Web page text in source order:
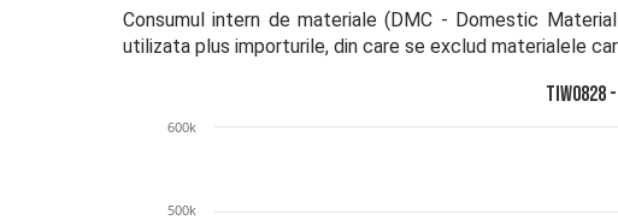
Consumul intern de materiale (DMC - Domestic
utilizata plus importurile, din care se exclud materialele
500k
600k